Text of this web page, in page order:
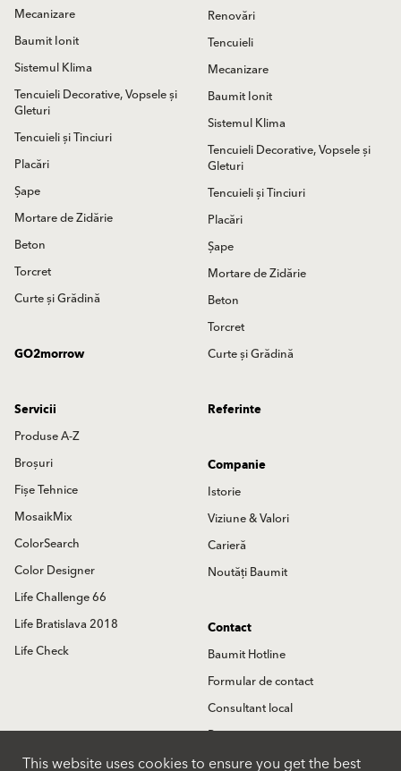
Mecanizare
Baumit Ionit
Sistemul Klima
Tencuieli Decorative, Vopsele și
Gleturi
Tencuieli și Tinciuri
Placări
Șape
Mortare de Zidărie
Beton
Torcret
Curte și Grădină
Renovări
Tencuieli
Mecanizare
Baumit Ionit
Sistemul Klima
Tencuieli Decorative, Vopsele și
Gleturi
Tencuieli și Tinciuri
Placări
Șape
Mortare de Zidărie
Beton
Torcret
Curte și Grădină
GO2morrow
Servicii
Produse A-Z
Broșuri
Fișe Tehnice
MosaikMix
ColorSearch
Color Designer
Life Challenge 66
Life Bratislava 2018
Life Check
Referinte
Companie
Istorie
Viziune & Valori
Carieră
Noutăți Baumit
Contact
Baumit Hotline
Formular de contact
Consultant local
Partneri
Locatii
This website uses cookies to ensure you get the best